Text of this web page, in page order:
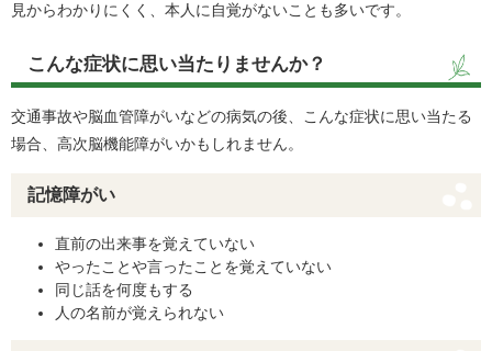
見からわかりにくく、本人に自覚がないことも多いです。
こんな症状に思い当たりませんか？
交通事故や脳血管障がいなどの病気の後、こんな症状に思い当たる
場合、高次脳機能障がいかもしれません。
記憶障がい
直前の出来事を覚えていない
やったことや言ったことを覚えていない
同じ話を何度もする
人の名前が覚えられない